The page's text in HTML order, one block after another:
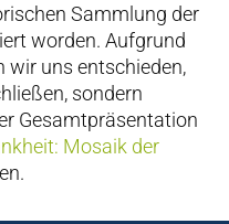
Sammlung der
worden. Aufgrund
wir uns entschieden,
sondern
Gesamtpräsentation
Mosaik der